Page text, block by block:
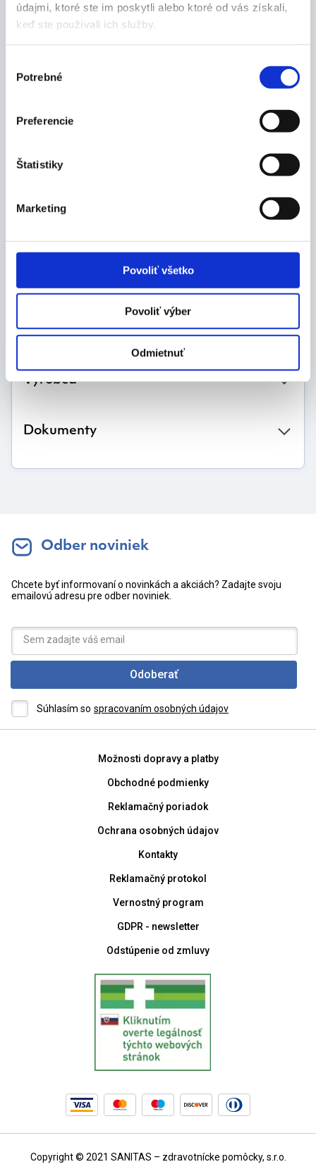
údajmi, ktoré ste im poskytli alebo ktoré od vás získali,
keď ste používali ich služby.
súhlasu
Potrebné
Preferencie
Štatistiky
Marketing
Povoliť všetko
Povoliť výber
Odmietnuť
Vlastnosti:
reguláciou vnútornej teploty šetríte náklady na
vykurovanie - až 6% pri znížení teploty o jeden
teplomer je kompletne vyrobený v Nemecku
vďaka dvojbodovému nastaveniu je obzvlášť
presný
kapiláry sú naplnené špeciálne zafarbeným
alkoholom
Balenie:
Výrobca
Dokumenty
Odber noviniek
Chcete byť informovaní o novinkách a akciách? Zadajte svoju
emailovú adresu pre odber noviniek.
Odoberať
Súhlasím so spracovaním osobných údajov
Možnosti dopravy a platby
Obchodné podmienky
Reklamačný poriadok
Ochrana osobných údajov
Kontakty
Reklamačný protokol
Vernostný program
GDPR - newsletter
Odstúpenie od zmluvy
Copyright © 2021 SANITAS – zdravotnícke pomôcky, s.r.o.